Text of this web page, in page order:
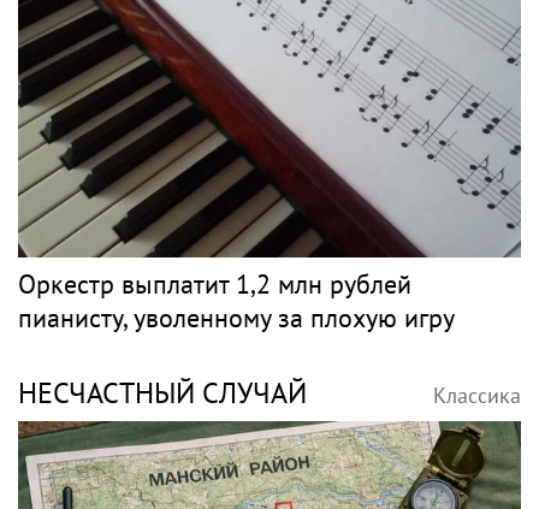
Оркестр выплатит 1,2 млн рублей
пианисту, уволенному за плохую игру
НЕСЧАСТНЫЙ СЛУЧАЙ Классика